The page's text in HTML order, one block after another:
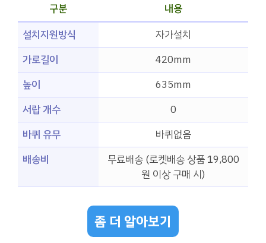
구분
내용
설치지원방식
자가설치
가로길이
420mm
높이
635mm
서랍 개수
0
바퀴 유무
바퀴없음
배송비
무료배송 (로켓배송 상품 19,800
원 이상 구매 시)
좀 더 알아보기